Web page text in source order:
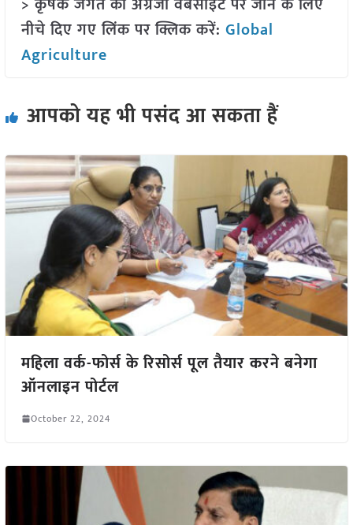
नीचे दिए गए लिंक पर क्लिक करें: Global
Agriculture
आपको यह भी पसंद आ सकता हैं
महिला वर्क-फोर्स के रिसोर्स पूल तैयार करने बनेगा
ऑनलाइन पोर्टल
October 22, 2024